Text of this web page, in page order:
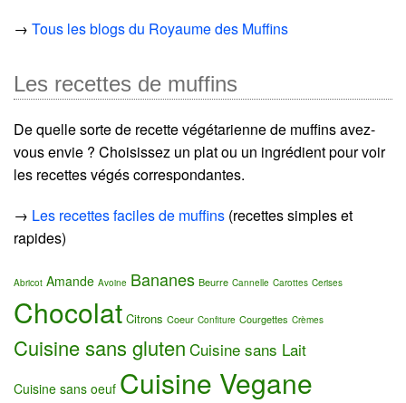
→ Tous les blogs du Royaume des Muffins
Les recettes de muffins
De quelle sorte de recette végétarienne de muffins avez-
vous envie ? Choisissez un plat ou un ingrédient pour voir
les recettes végés correspondantes.
→ Les recettes faciles de muffins (recettes simples et
rapides)
Abricot Amande Avoine Bananes Beurre Cannelle Carottes Cerises
Chocolat Citrons Coeur Confiture Courgettes Crèmes
Cuisine sans gluten Cuisine sans Lait
Cuisine sans oeuf Cuisine Vegane